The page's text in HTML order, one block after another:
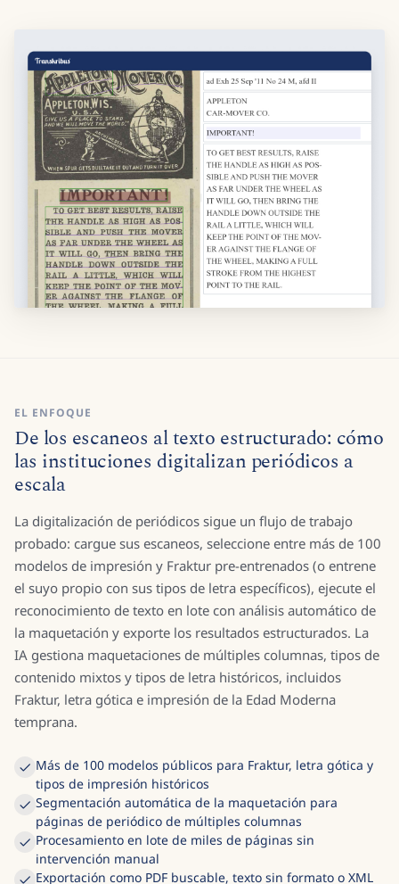
EL ENFOQUE
De los escaneos al texto estructurado: cómo
las instituciones digitalizan periódicos a
escala
La digitalización de periódicos sigue un flujo de trabajo
probado: cargue sus escaneos, seleccione entre más de 100
modelos de impresión y Fraktur pre-entrenados (o entrene
el suyo propio con sus tipos de letra específicos), ejecute el
reconocimiento de texto en lote con análisis automático de
la maquetación y exporte los resultados estructurados. La
IA gestiona maquetaciones de múltiples columnas, tipos de
contenido mixtos y tipos de letra históricos, incluidos
Fraktur, letra gótica e impresión de la Edad Moderna
temprana.
Más de 100 modelos públicos para Fraktur, letra gótica y
tipos de impresión históricos
Segmentación automática de la maquetación para
páginas de periódico de múltiples columnas
Procesamiento en lote de miles de páginas sin
intervención manual
Exportación como PDF buscable, texto sin formato o XML